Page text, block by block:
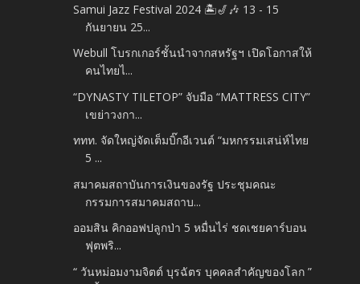
Samui Jazz Festival 2024 🏝🎷🎶 13 - 15
กันยายน 25...
Webull โบรกเกอร์ชั้นนำจากสหรัฐฯ เปิดโอกาสให้
คนไทยไ...
“DYNASTY TILETOP” จับมือ “MATTRESS CITY”
เขย่าวงกา...
ททท. จัดใหญ่จัดเต็มบิ๊กอีเวนต์ “มหกรรมเสน่ห์ไทย
5 ...
สมาคมสถาบันการเงินของรัฐ ประชุมคณะ
กรรมการสมาคมสถาบ...
ออมสิน คิกออฟปลูกป่า 5 หมื่นไร่ ชดเชยคาร์บอน
ฟุตพริ...
“ วันหม่อมงามจิตต์ บุรฉัตร บุคคลสำคัญของโลก ”